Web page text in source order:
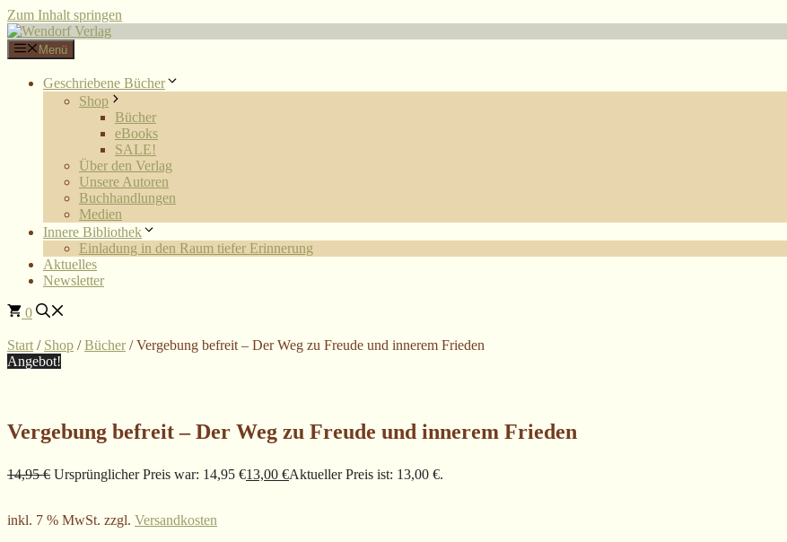
Zum Inhalt springen
Menü
Geschriebene Bücher
Shop
Bücher
eBooks
SALE!
Über den Verlag
Unsere Autoren
Buchhandlungen
Medien
Innere Bibliothek
Einladung in den Raum tiefer Erinnerung
Aktuelles
Newsletter
0
Start / Shop /Bücher/ Vergebung befreit – Der Weg zu Freude und innerem Frieden
Angebot!
Vergebung befreit – Der Weg zu Freude und innerem Frieden
14,95€ Ursprünglicher Preis war: 14,95 €13,00 €Aktueller Preis ist: 13,00 €.
inkl. 7 % MwSt. zzgl. Versandkosten